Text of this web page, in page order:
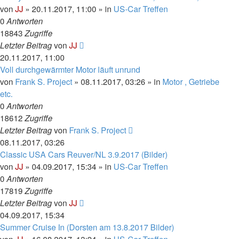
von JJ » 20.11.2017, 11:00 » in US-Car Treffen
0Antworten
18843Zugriffe
Letzter Beitragvon JJ
20.11.2017, 11:00
Voll durchgewärmter Motor läuft unrund
von Frank S. Project » 08.11.2017, 03:26 » in Motor , Getriebe
etc.
0Antworten
18612Zugriffe
Letzter Beitragvon Frank S. Project
08.11.2017, 03:26
Classic USA Cars Reuver/NL 3.9.2017 (Bilder)
von JJ » 04.09.2017, 15:34 » in US-Car Treffen
0Antworten
17819Zugriffe
Letzter Beitragvon JJ
04.09.2017, 15:34
Summer Cruise In (Dorsten am 13.8.2017 Bilder)